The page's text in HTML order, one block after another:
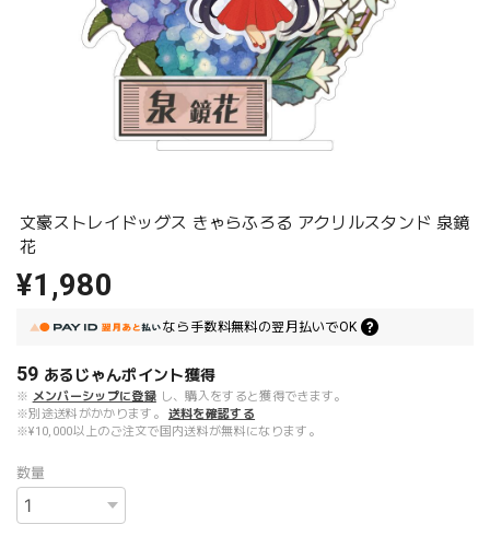
文豪ストレイドッグス きゃらふろる アクリルスタンド 泉鏡
花
¥1,980
なら 手数料無料の翌月払いでOK
59 あるじゃんポイント獲得
※ メンバーシップに登録 し、購入をすると獲得できます。
※別途送料がかかります。
送料を確認する
※¥10,000以上のご注文で国内送料が無料になります。
数量